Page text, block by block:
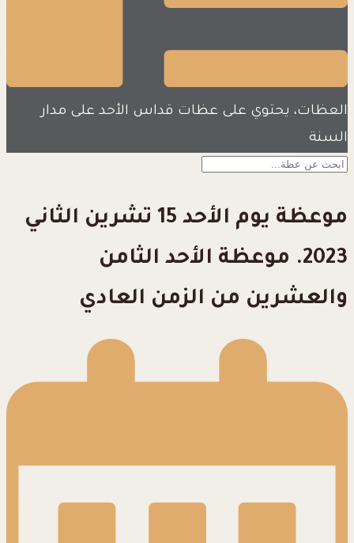
العظات، يحتوي على عظات قداس الأحد على مدار
السنة
موعظة يوم الأحد 15 تشرين الثاني
2023. موعظة الأحد الثامن
والعشرين من الزمن العادي